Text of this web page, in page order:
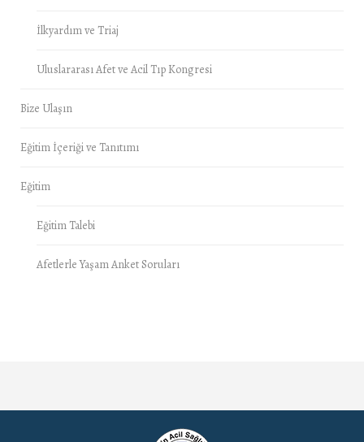
İlkyardım ve Triaj
Uluslararası Afet ve Acil Tıp Kongresi
Bize Ulaşın
Eğitim İçeriği ve Tanıtımı
Eğitim
Eğitim Talebi
Afetlerle Yaşam Anket Soruları